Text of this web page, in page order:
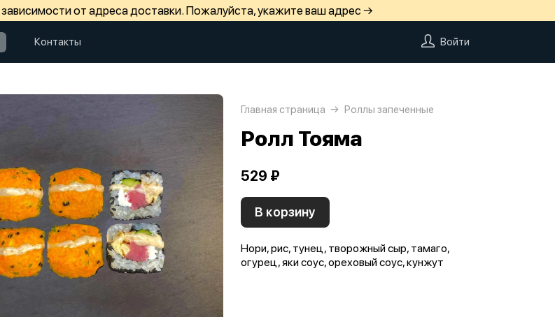
от адреса доставки. Пожалуйста, укажите ваш адрес →
Контакты Войти
Главная страница Роллы запеченные
Ролл Тояма
529 ₽
В корзину
Нори, рис, тунец, творожный сыр, тамаго,
огурец, яки соус, ореховый соус, кунжут